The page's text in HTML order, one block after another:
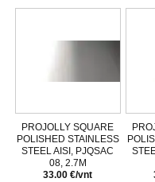
PROJOLLY SQUARE
POLISHED STAINLESS
STEEL AISI, PJQSAC
08, 2.7M
33.00 €/vnt